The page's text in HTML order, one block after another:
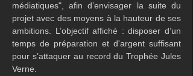
médiatiques", afin d’envisager la suite du
projet avec des moyens à la hauteur de ses
ambitions. L’objectif affiché : disposer d’un
temps de préparation et d'argent suffisant
pour s’attaquer au record du Trophée Jules
Verne.